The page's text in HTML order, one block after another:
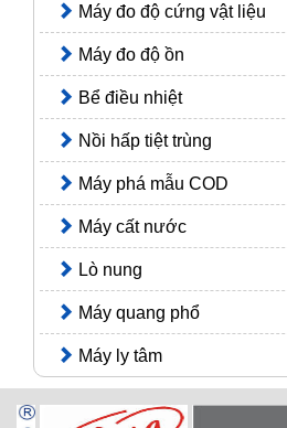
Máy đo độ cứng vật liệu
Máy đo độ ồn
Bể điều nhiệt
Nồi hấp tiệt trùng
Máy phá mẫu COD
Máy cất nước
Lò nung
Máy quang phổ
Máy ly tâm